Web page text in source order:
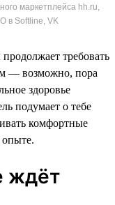
маркетплейса hh.ru,
в Softline, VK
требовать
— возможно, пора
здоровье
подумает о тебе
комфортные
ждёт